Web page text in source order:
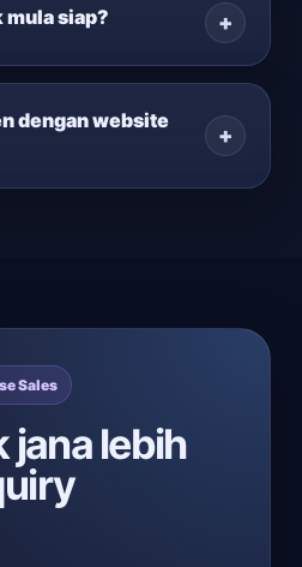
mula siap?
dengan website
Sales
jana lebih